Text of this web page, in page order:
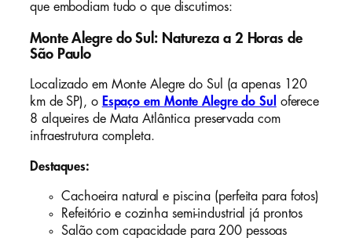
que embodiam tudo o que discutimos:
Monte Alegre do Sul: Natureza a 2 Horas de
São Paulo
Localizado em Monte Alegre do Sul (a apenas 120
km de SP), o Espaço em Monte Alegre do Sul
oferece
8 alqueires de Mata Atlântica preservada com
infraestrutura completa.
Destaques:
Cachoeira natural e piscina (perfeita para fotos)
Refeitório e cozinha semi-industrial já prontos
Salão com capacidade para 200 pessoas